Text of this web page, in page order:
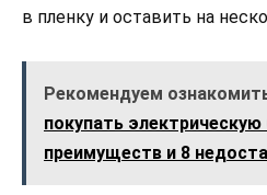
в пленку и оставить на
Рекомендуем
покупать
преимуществ и 8